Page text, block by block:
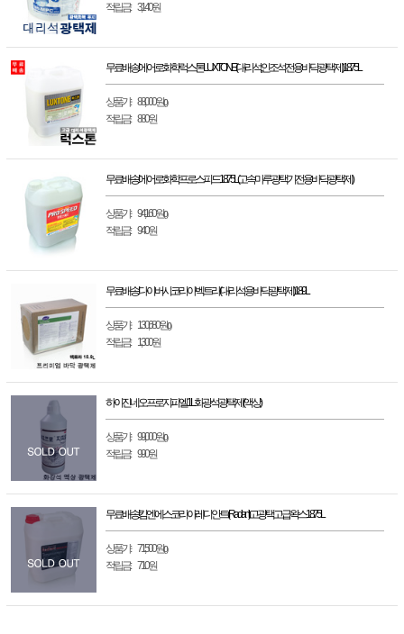
적립금 : 3,140원
무료배송! 에어로화학 럭스톤 LUXTONE(대리석, 인조석 전용 바닥광택제)18.75L
상품가 : 88,000원(0)
적립금 : 880원
무료배송! 에어로화학 프로스피드 18.75L(고속마루광택기 전용 바닥광택제)
상품가 : 94,160원(0)
적립금 : 940원
무료배송! 다이버시코리아 벡트라(대리석용 바닥광택제)18.9L
상품가 : 130,680원(0)
적립금 : 1,300원
하이진 네오프로 지피엘 1L 화광석 광택제(액상)
상품가 : 99,000원(0)
적립금 : 990원
무료배송! 킴엔에스코리아 레디안트(Radiant) 고광택 고급 왁스 18.75L
상품가 : 71,500원(0)
적립금 : 710원